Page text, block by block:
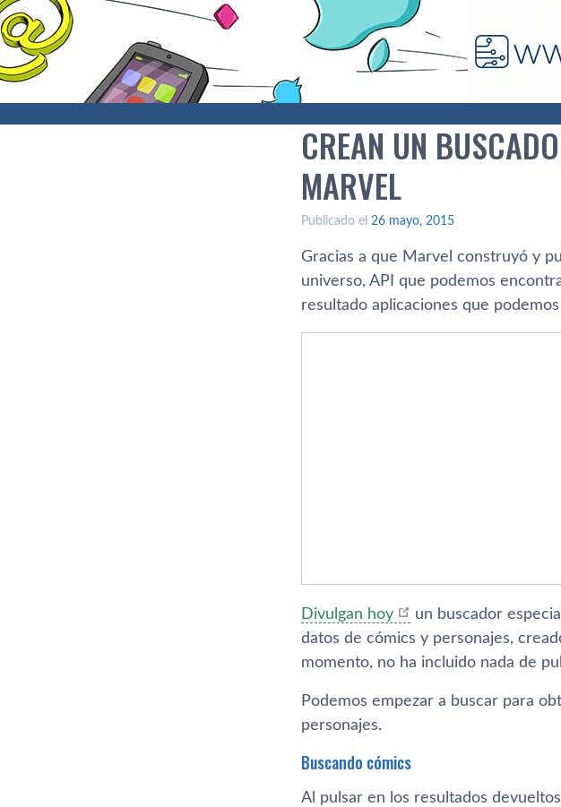
CREAN UN
MARVEL
Publicado el 26 mayo, 2015
Gracias a que Marvel construyó y
universo, API que podemos
resultado aplicaciones que
Divulgan hoy un buscador
datos de cómics y personajes,
momento, no ha incluido nada de
Podemos empezar a buscar para
personajes.
Buscando cómics
Al pulsar en los resultados